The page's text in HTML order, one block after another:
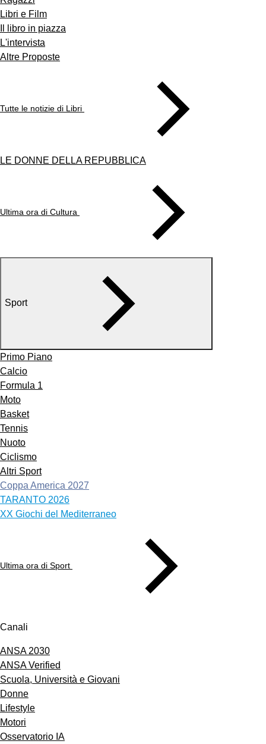
Libri e Film
Il libro in piazza
L'intervista
Altre Proposte
Tutte le notizie di Libri
LE DONNE DELLA REPUBBLICA
Ultima ora di Cultura
Sport
Primo Piano
Calcio
Formula 1
Moto
Basket
Tennis
Nuoto
Ciclismo
Altri Sport
Coppa America 2027
TARANTO 2026
XX Giochi del Mediterraneo
Ultima ora di Sport
Canali
ANSA 2030
ANSA Verified
Scuola, Università e Giovani
Donne
Lifestyle
Motori
Osservatorio IA